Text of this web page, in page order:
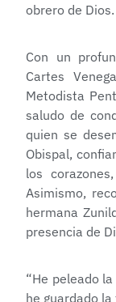
obrero de Dios.
Con un
Cartes
Metodista
saludo de
quien se
Obispal,
los
Asimismo,
hermana
presencia de
“He peleado
he guardado